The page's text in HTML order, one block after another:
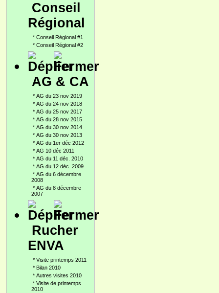
Conseil
Régional
* Conseil Régional #1
* Conseil Régional #2
AG & CA
* AG du 23 nov 2019
* AG du 24 nov 2018
* AG du 25 nov 2017
* AG du 28 nov 2015
* AG du 30 nov 2014
* AG du 30 nov 2013
* AG du 1er déc 2012
* AG 10 déc 2011
* AG du 11 déc. 2010
* AG du 12 déc. 2009
* AG du 6 décembre
2008
* AG du 8 décembre
2007
Rucher
ENVA
* Visite printemps 2011
* Bilan 2010
* Autres visites 2010
* Visite de printemps
2010